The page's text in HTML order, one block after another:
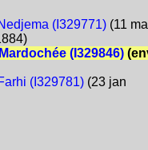
(I329771)(11
(I329846)
(I329781)(23 jan